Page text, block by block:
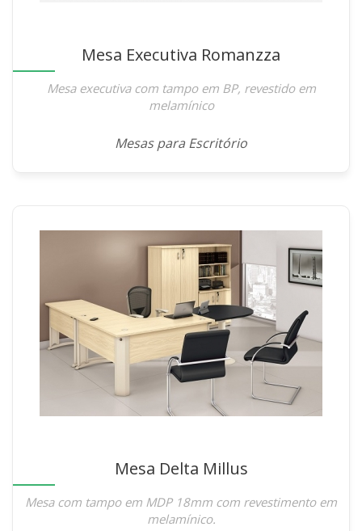
Mesa Executiva Romanzza
Mesa executiva com tampo em BP, revestido em
melamínico
Mesas para Escritório
Mesa Delta Millus
Mesa com tampo em MDP 18mm com revestimento em
melamínico.